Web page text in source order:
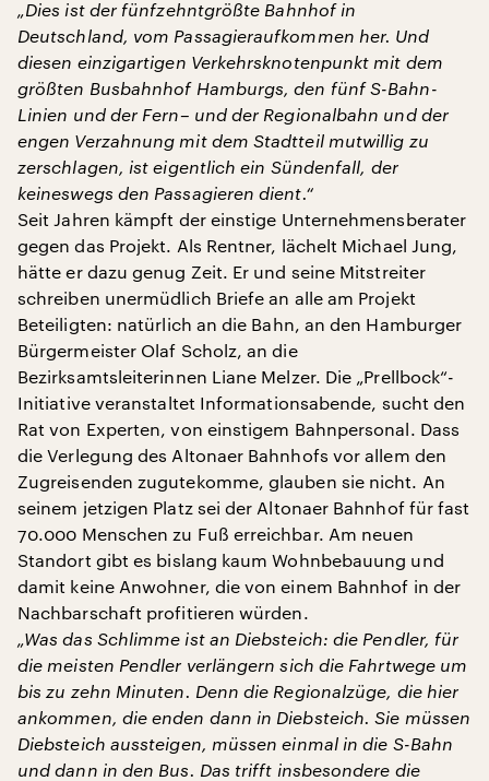
„Dies ist der fünfzehntgrößte Bahnhof in
Deutschland, vom Passagieraufkommen her. Und
diesen einzigartigen Verkehrsknotenpunkt mit dem
größten Busbahnhof Hamburgs, den fünf S-Bahn-
Linien und der Fern– und der Regionalbahn und der
engen Verzahnung mit dem Stadtteil mutwillig zu
zerschlagen, ist eigentlich ein Sündenfall, der
keineswegs den Passagieren dient.“
Seit Jahren kämpft der einstige Unternehmensberater
gegen das Projekt. Als Rentner, lächelt Michael Jung,
hätte er dazu genug Zeit. Er und seine Mitstreiter
schreiben unermüdlich Briefe an alle am Projekt
Beteiligten: natürlich an die Bahn, an den Hamburger
Bürgermeister Olaf Scholz, an die
Bezirksamtsleiterinnen Liane Melzer. Die „Prellbock“-
Initiative veranstaltet Informationsabende, sucht den
Rat von Experten, von einstigem Bahnpersonal. Dass
die Verlegung des Altonaer Bahnhofs vor allem den
Zugreisenden zugutekomme, glauben sie nicht. An
seinem jetzigen Platz sei der Altonaer Bahnhof für fast
70.000 Menschen zu Fuß erreichbar. Am neuen
Standort gibt es bislang kaum Wohnbebauung und
damit keine Anwohner, die von einem Bahnhof in der
Nachbarschaft profitieren würden.
„Was das Schlimme ist an Diebsteich: die Pendler, für
die meisten Pendler verlängern sich die Fahrtwege um
bis zu zehn Minuten. Denn die Regionalzüge, die hier
ankommen, die enden dann in Diebsteich. Sie müssen
Diebsteich aussteigen, müssen einmal in die S-Bahn
und dann in den Bus. Das trifft insbesondere die